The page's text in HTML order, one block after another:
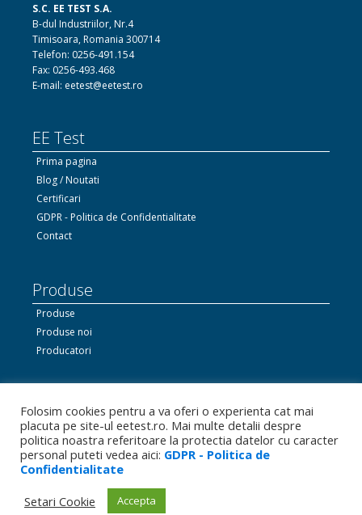
S.C. EE TEST S.A.
B-dul Industriilor, Nr.4
Timisoara, Romania 300714
Telefon: 0256-491.154
Fax: 0256-493.468
E-mail: eetest@eetest.ro
EE Test
Prima pagina
Blog / Noutati
Certificari
GDPR - Politica de Confidentialitate
Contact
Produse
Produse
Produse noi
Producatori
Ne gasiti si pe Facebook
Folosim cookies pentru a va oferi o experienta cat mai
placuta pe site-ul eetest.ro. Mai multe detalii despre
politica noastra referitoare la protectia datelor cu caracter
personal puteti vedea aici: GDPR - Politica de
Confidentialitate
Setari Cookie
Accepta